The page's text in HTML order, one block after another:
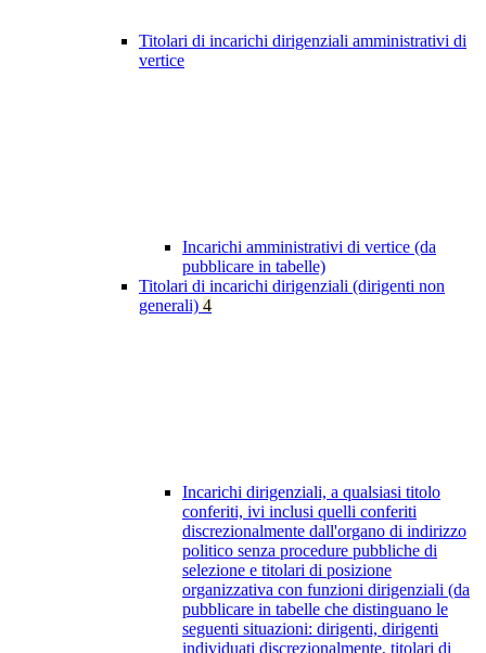
Titolari di incarichi dirigenziali amministrativi di
vertice
Incarichi amministrativi di vertice (da
pubblicare in tabelle)
Titolari di incarichi dirigenziali (dirigenti non
generali) 4
Incarichi dirigenziali, a qualsiasi titolo
conferiti, ivi inclusi quelli conferiti
discrezionalmente dall'organo di indirizzo
politico senza procedure pubbliche di
selezione e titolari di posizione
organizzativa con funzioni dirigenziali (da
pubblicare in tabelle che distinguano le
seguenti situazioni: dirigenti, dirigenti
individuati discrezionalmente, titolari di